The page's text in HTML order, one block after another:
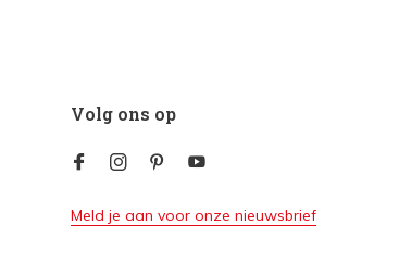
Volg ons op
Meld je aan voor onze nieuwsbrief